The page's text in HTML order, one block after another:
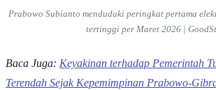
Prabowo Subianto menduduki peringkat pertama
tertinggi per Maret 2026 |
Baca Juga: Keyakinan terhadap Pemerintah
Terendah Sejak Kepemimpinan Prabowo-